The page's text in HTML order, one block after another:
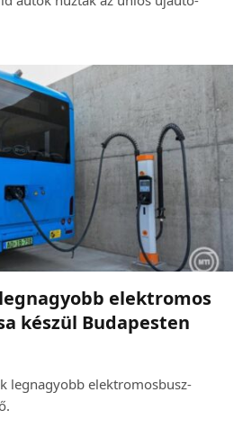
elektromos
készül Budapesten
legnagyobb elektromosbusz-